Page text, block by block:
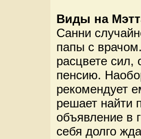
Виды на
Санни
папы с
расцвете сил,
пенсию.
рекомендует
решает найти
объявление в
себя долго